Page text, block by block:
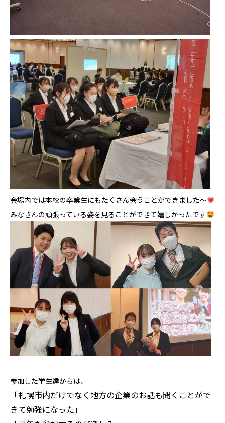
会場内では本校の卒業生にもたくさん会うことができました～
みなさんの頑張っている姿を見ることができて嬉しかったです
参加した学生達からは、
「札幌市内だけでなく地方の企業のお話も聞くことがで
きて勉強になった」